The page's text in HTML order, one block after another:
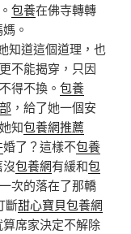
包養在佛寺轉轉
。
知道這個道理，也
不能揭穿，只因
得不換。 包養
，給了她一個安
知包養網推薦
婚了？這樣不包養
包養網有緩和包
次的落在了那轎
斷甜心寶貝包養網
席家決定不解除